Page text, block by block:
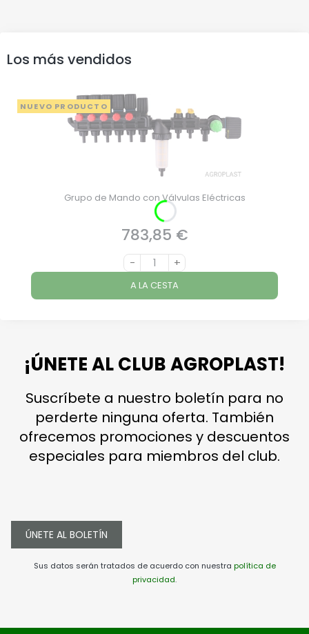
Los más vendidos
NUEVO PRODUCTO
Grupo de Mando con Válvulas Eléctricas
Precio
783,85 €
- +
A LA CESTA
¡ÚNETE AL CLUB AGROPLAST!
Suscríbete a nuestro boletín para no
perderte ninguna oferta. También
ofrecemos promociones y descuentos
especiales para miembros del club.
ÚNETE AL BOLETÍN
Sus datos serán tratados de acuerdo con nuestra política de
privacidad.